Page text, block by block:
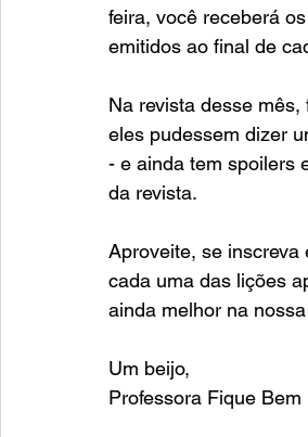
feira, você receberá
emitidos ao final de
Na revista desse
eles pudessem dizer
- e ainda tem spoilers
da revista.
Aproveite, se
cada uma das lições
ainda melhor na
Um beijo,
Professora Fique Bem